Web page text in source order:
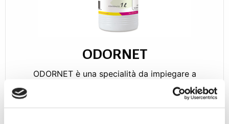
ODORNET
ODORNET è una specialità da impiegare a